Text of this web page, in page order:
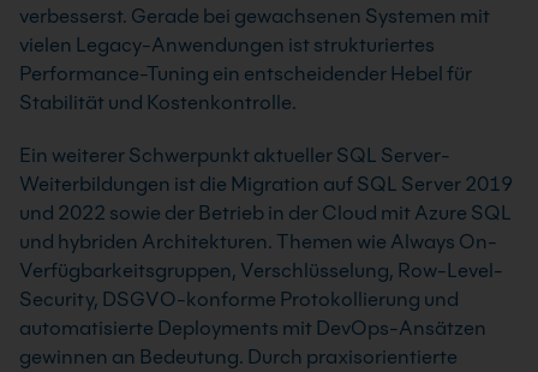
verbesserst. Gerade bei gewachsenen Systemen mit
vielen Legacy-Anwendungen ist strukturiertes
Performance-Tuning ein entscheidender Hebel für
Stabilität und Kostenkontrolle.
Ein weiterer Schwerpunkt aktueller SQL Server-
Weiterbildungen ist die Migration auf SQL Server 2019
und 2022 sowie der Betrieb in der Cloud mit Azure SQL
und hybriden Architekturen. Themen wie Always On-
Verfügbarkeitsgruppen, Verschlüsselung, Row-Level-
Security, DSGVO-konforme Protokollierung und
automatisierte Deployments mit DevOps-Ansätzen
gewinnen an Bedeutung. Durch praxisorientierte